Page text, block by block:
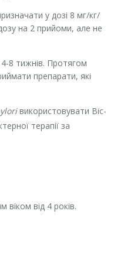
у дозі 8 мг/кг/
на 2 прийоми, але не
4-8 тижнів. Протягом
препарати, які
використовувати Віс-
терапії за
віком від 4 років.